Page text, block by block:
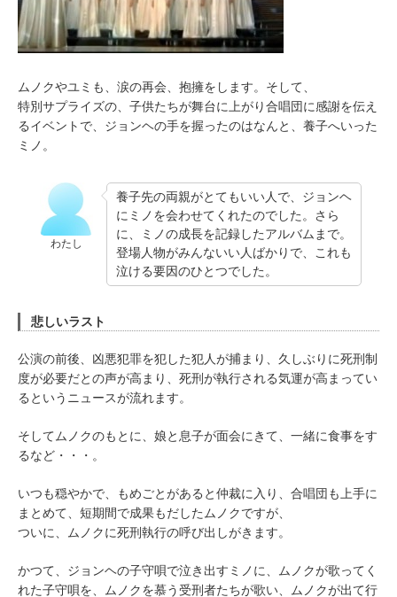
ムノクやユミも、涙の再会、抱擁をします。そして、
特別サプライズの、子供たちが舞台に上がり合唱団に感謝を伝え
るイベントで、ジョンヘの手を握ったのはなんと、養子へいった
ミノ。
わたし
養子先の両親がとてもいい人で、ジョンヘ
にミノを会わせてくれたのでした。さら
に、ミノの成長を記録したアルバムまで。
登場人物がみんないい人ばかりで、これも
泣ける要因のひとつでした。
悲しいラスト
公演の前後、凶悪犯罪を犯した犯人が捕まり、久しぶりに死刑制
度が必要だとの声が高まり、死刑が執行される気運が高まってい
るというニュースが流れます。
そしてムノクのもとに、娘と息子が面会にきて、一緒に食事をす
るなど・・・。
いつも穏やかで、もめごとがあると仲裁に入り、合唱団も上手に
まとめて、短期間で成果もだしたムノクですが、
ついに、ムノクに死刑執行の呼び出しがきます。
かつて、ジョンヘの子守唄で泣き出すミノに、ムノクが歌ってく
れた子守唄を、ムノクを慕う受刑者たちが歌い、ムノクが出て行